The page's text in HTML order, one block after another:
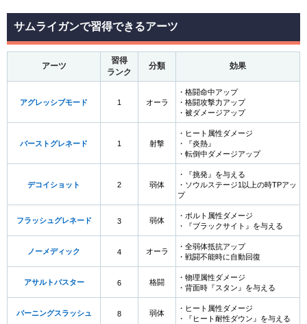
サムライガンで習得できるアーツ
アーツ
習得
ランク
分類 効果
アグレッシブモード 1 オーラ
・格闘命中アップ
・格闘攻撃力アップ
・被ダメージアップ
バーストグレネード 1 射撃
・ヒート属性ダメージ
・『炎熱』
・転倒中ダメージアップ
デコイショット 2 弱体
・『挑発』を与える
・ソウルステージ1以上の時TPアッ
プ
フラッシュグレネード 3 弱体
・ボルト属性ダメージ
・『ブラックサイト』を与える
ノーメディック 4 オーラ
・全弱体抵抗アップ
・戦闘不能時に自動回復
アサルトバスター 6 格闘
・物理属性ダメージ
・背面時『スタン』を与える
バーニングスラッシュ 8 弱体
・ヒート属性ダメージ
・『ヒート耐性ダウン』を与える